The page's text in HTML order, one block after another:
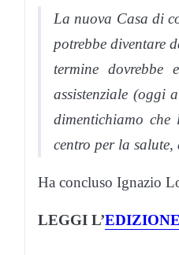
La nuova Casa di
potrebbe diventare
termine
assistenziale (oggi
dimentichiamo
centro per la
Ha concluso Ignazio
LEGGI L’